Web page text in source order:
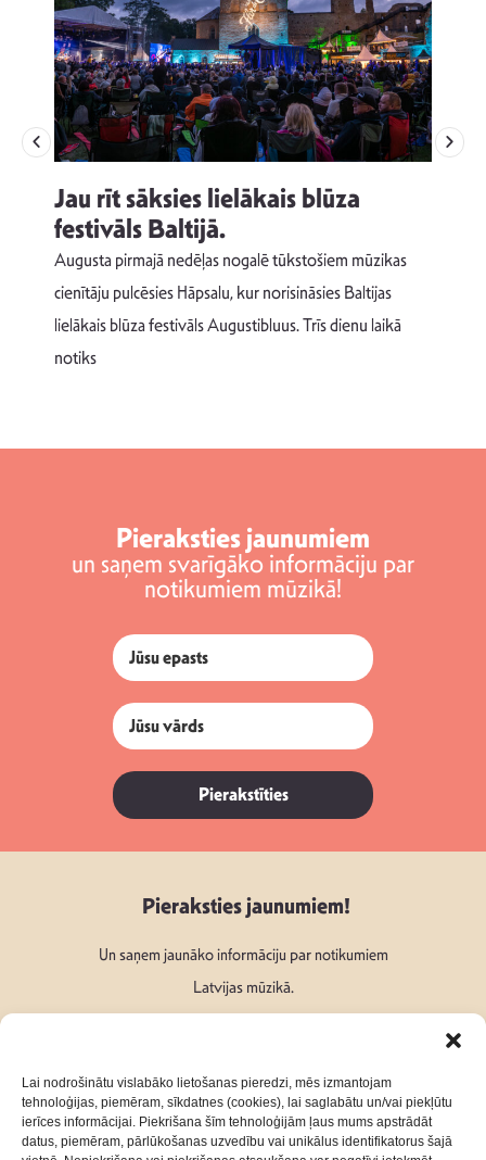
Lai nodrošinātu vislabāko lietošanas pieredzi, mēs izmantojam
tehnoloģijas, piemēram, sīkdatnes (cookies), lai saglabātu un/vai piekļūtu
ierīces informācijai. Piekrišana šīm tehnoloģijām ļaus mums apstrādāt
datus, piemēram, pārlūkošanas uzvedību vai unikālus identifikatorus šajā
Jau rīt sāksies lielākais blūza
festivāls Baltijā.
Augusta pirmajā nedēļas nogalē tūkstošiem mūzikas
cienītāju pulcēsies Hāpsalu, kur norisināsies Baltijas
lielākais blūza festivāls Augustibluus. Trīs dienu laikā
notiks
Pieraksties jaunumiem
un saņem svarīgāko informāciju par
notikumiem mūzikā!
Pierakstīties
Pieraksties jaunumiem!
Un saņem jaunāko informāciju par notikumiem
Latvijas mūzikā.
Seko mums: